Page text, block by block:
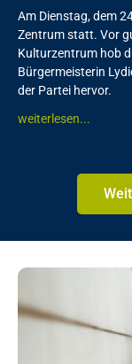
Am Dienstag, dem
Zentrum statt. Vor
Kulturzentrum hob
Bürgermeisterin
der Partei hervor.
weiterlesen...